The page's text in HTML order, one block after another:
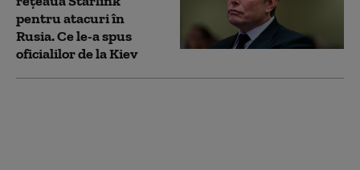
pentru atacuri în
Rusia. Ce le-a spus
oficialilor de la Kiev